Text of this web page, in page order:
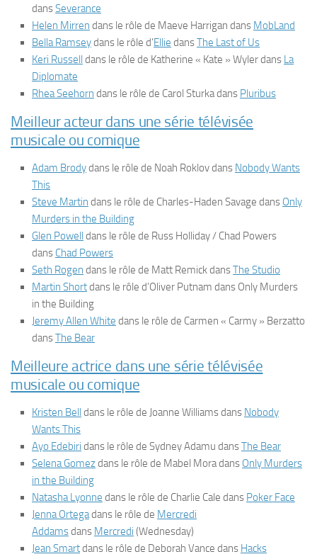
dansSeverance
Helen Mirren dans le rôle de Maeve Harrigan dans MobLand
Bella Ramseydans le rôle d’Ellie dansThe Last of Us
Keri Russell dans le rôle de Katherine « Kate » Wyler dans La
Diplomate
Rhea Seehorn dans le rôle de Carol Sturka dans Pluribus
Meilleur acteur dans une série télévisée
musicale ou comique
Adam Brodydans le rôle de Noah Roklov dans Nobody Wants
This
Steve Martin dans le rôle de Charles-Haden Savage dans Only
Murders in the Building
Glen Powell dans le rôle de Russ Holliday / Chad Powers
dans Chad Powers
Seth Rogen dans le rôle de Matt Remick dansThe Studio
Martin Shortdans le rôle d’Oliver Putnam dans Only Murders
in the Building
Jeremy Allen White dans le rôle de Carmen « Carmy » Berzatto
dansThe Bear
Meilleure actrice dans une série télévisée
musicale ou comique
Kristen Bell dans le rôle de Joanne Williams dans Nobody
Wants This
Ayo Edebiri dans le rôle de Sydney Adamu dansThe Bear
Selena Gomezdans le rôle de Mabel Mora dans Only Murders
in the Building
Natasha Lyonne dans le rôle de Charlie Cale dans Poker Face
Jenna Ortegadans le rôle de Mercredi
Addamsdans Mercredi (Wednesday)
Jean Smartdans le rôle de Deborah Vance dans Hacks